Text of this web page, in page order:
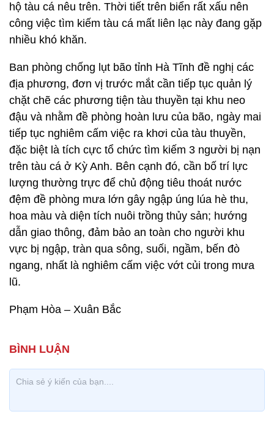
hộ tàu cá nêu trên. Thời tiết trên biển rất xấu nên
công việc tìm kiếm tàu cá mất liên lạc này đang gặp
nhiều khó khăn.
Ban phòng chống lụt bão tỉnh Hà Tĩnh đề nghị các
địa phương, đơn vị trước mắt cần tiếp tục quản lý
chặt chẽ các phương tiện tàu thuyền tại khu neo
đậu và nhằm đề phòng hoàn lưu của bão, ngày mai
tiếp tục nghiêm cấm việc ra khơi của tàu thuyền,
đặc biệt là tích cực tổ chức tìm kiếm 3 người bị nạn
trên tàu cá ở Kỳ Anh. Bên cạnh đó, cần bố trí lực
lượng thường trực để chủ động tiêu thoát nước
đệm đề phòng mưa lớn gây ngập úng lúa hè thu,
hoa màu và diện tích nuôi trồng thủy sản; hướng
dẫn giao thông, đảm bảo an toàn cho người khu
vực bị ngập, tràn qua sông, suối, ngầm, bến đò
ngang, nhất là nghiêm cấm việc vớt củi trong mưa
lũ.
Phạm Hòa – Xuân Bắc